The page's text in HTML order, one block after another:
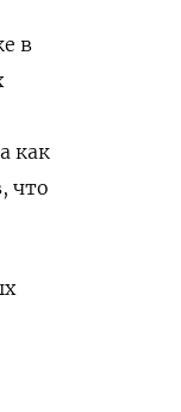
в
как
что